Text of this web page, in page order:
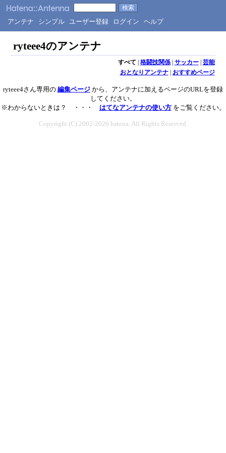
アンテナ シンプル ユーザー登録 ログイン ヘルプ
ryteee4のアンテナ
すべて | 格闘技関係| サッカー| 芸能
おとなりアンテナ| おすすめページ
ryteee4さん専用の 編集ページ から、アンテナに加えるページのURLを登録
してください。
※わからないときは？ ・・・ はてなアンテナの使い方をご覧ください。
Copyright (C) 2002-2026 hatena. All Rights Reserved.